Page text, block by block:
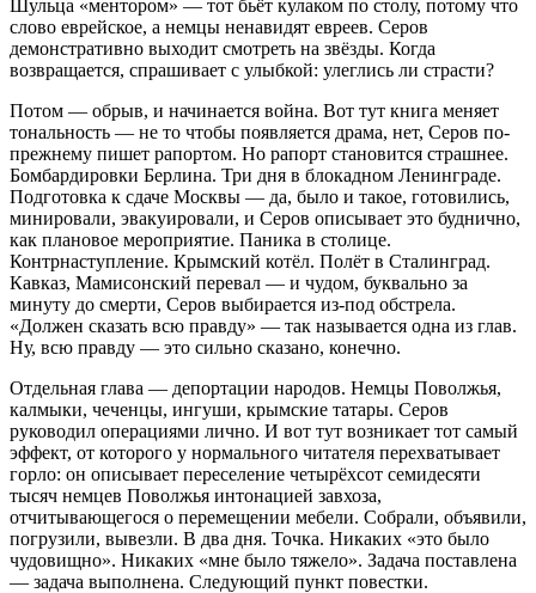
Шульца «ментором» — тот бьёт кулаком по столу, потому что
слово еврейское, а немцы ненавидят евреев. Серов
демонстративно выходит смотреть на звёзды. Когда
возвращается, спрашивает с улыбкой: улеглись ли страсти?
Потом — обрыв, и начинается война. Вот тут книга меняет
тональность — не то чтобы появляется драма, нет, Серов по-
прежнему пишет рапортом. Но рапорт становится страшнее.
Бомбардировки Берлина. Три дня в блокадном Ленинграде.
Подготовка к сдаче Москвы — да, было и такое, готовились,
минировали, эвакуировали, и Серов описывает это буднично,
как плановое мероприятие. Паника в столице.
Контрнаступление. Крымский котёл. Полёт в Сталинград.
Кавказ, Мамисонский перевал — и чудом, буквально за
минуту до смерти, Серов выбирается из-под обстрела.
«Должен сказать всю правду» — так называется одна из глав.
Ну, всю правду — это сильно сказано, конечно.
Отдельная глава — депортации народов. Немцы Поволжья,
калмыки, чеченцы, ингуши, крымские татары. Серов
руководил операциями лично. И вот тут возникает тот самый
эффект, от которого у нормального читателя перехватывает
горло: он описывает переселение четырёхсот семидесяти
тысяч немцев Поволжья интонацией завхоза,
отчитывающегося о перемещении мебели. Собрали, объявили,
погрузили, вывезли. В два дня. Точка. Никаких «это было
чудовищно». Никаких «мне было тяжело». Задача поставлена
— задача выполнена. Следующий пункт повестки.